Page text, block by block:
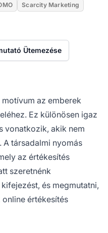
Scarcity Marketing
Ütemezése
az emberek
Ez különösen igaz
vonatkozik, akik nem
A társadalmi nyomás
az értékesítés
szeretnénk
és megmutatni,
értékesítés